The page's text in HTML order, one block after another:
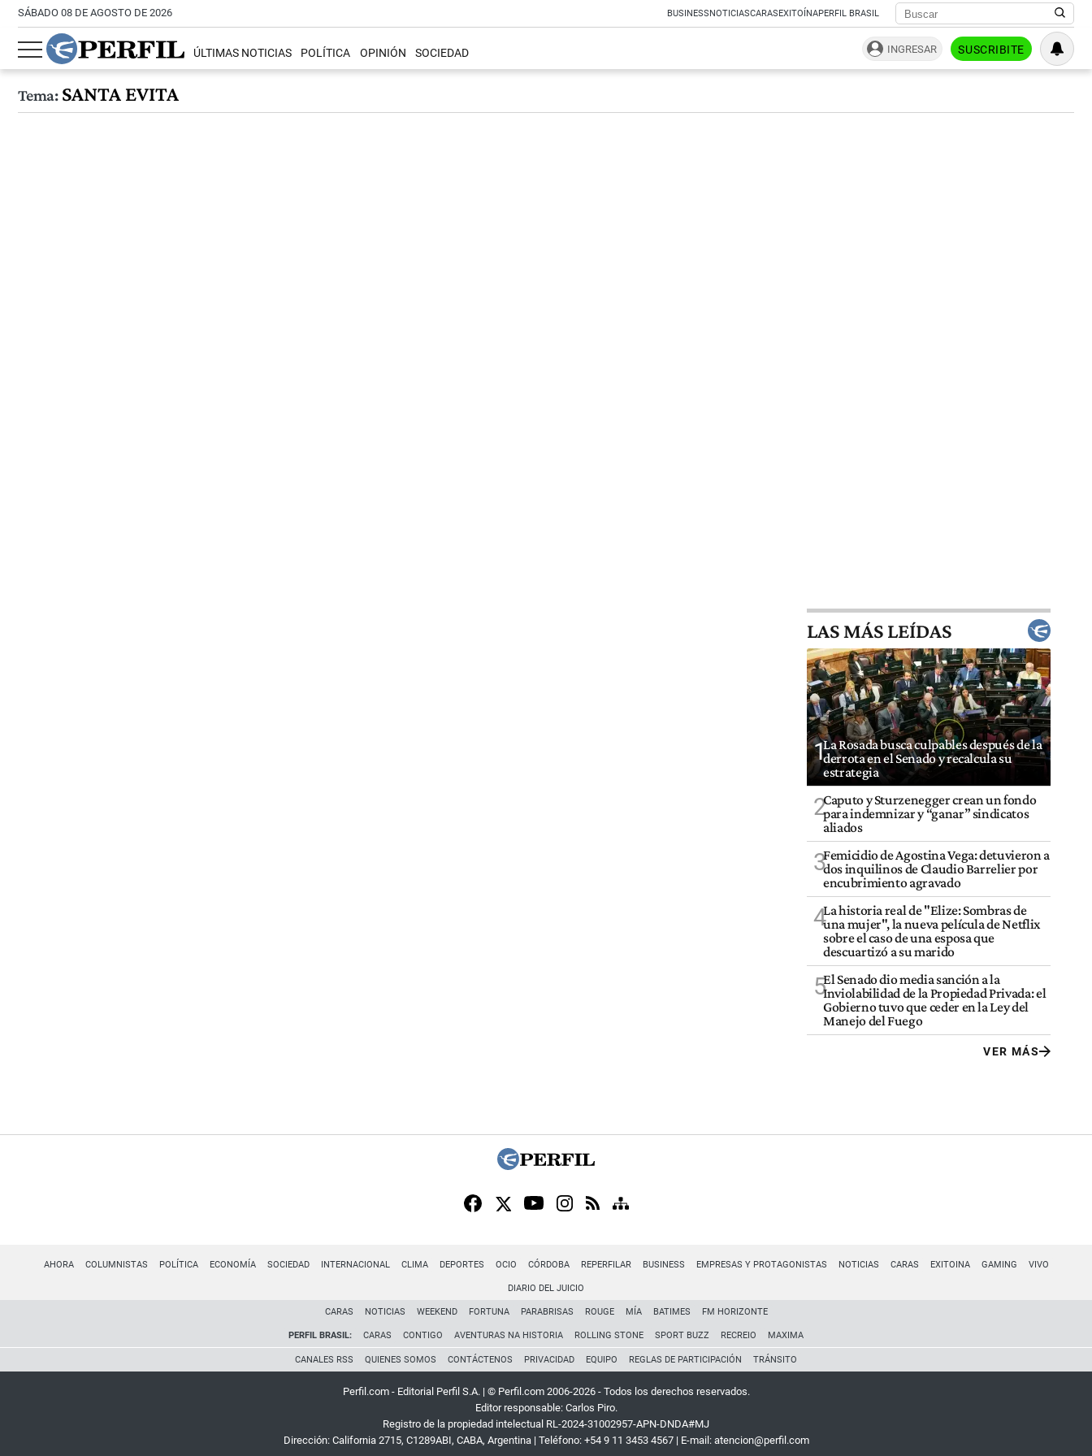
SÁBADO 08 DE AGOSTO DE 2026 BUSINESSNOTICIASCARASEXITOÍNAPERFIL BRASIL
ÚLTIMAS NOTICIAS POLÍTICA OPINIÓN SOCIEDAD INGRESAR SUSCRIBITE
Tema:SANTA EVITA
LAS MÁS LEÍDAS
1La Rosada busca culpables después de la
derrota en el Senado y recalcula su
estrategia
2Caputo y Sturzenegger crean un fondo
para indemnizar y “ganar” sindicatos
aliados
3Femicidio de Agostina Vega: detuvieron a
dos inquilinos de Claudio Barrelier por
encubrimiento agravado
4La historia real de "Elize: Sombras de
una mujer", la nueva película de Netflix
sobre el caso de una esposa que
descuartizó a su marido
5El Senado dio media sanción a la
Inviolabilidad de la Propiedad Privada: el
Gobierno tuvo que ceder en la Ley del
Manejo del Fuego
VER MÁS
AHORA COLUMNISTAS POLÍTICA ECONOMÍA SOCIEDAD INTERNACIONAL CLIMA DEPORTES OCIO CÓRDOBA REPERFILAR BUSINESS EMPRESAS Y PROTAGONISTAS NOTICIAS CARAS EXITOINA GAMING VIVO
DIARIO DEL JUICIO
CARAS NOTICIAS WEEKEND FORTUNA PARABRISAS ROUGE MÍA BATIMES FM HORIZONTE
PERFIL BRASIL: CARAS CONTIGO AVENTURAS NA HISTORIA ROLLING STONE SPORT BUZZ RECREIO MAXIMA
CANALES RSS QUIENES SOMOS CONTÁCTENOS PRIVACIDAD EQUIPO REGLAS DE PARTICIPACIÓN TRÁNSITO
Perfil.com - Editorial Perfil S.A. | © Perfil.com 2006-2026 - Todos los derechos reservados.
Editor responsable: Carlos Piro.
Registro de la propiedad intelectual RL-2024-31002957-APN-DNDA#MJ
Dirección: California 2715, C1289ABI, CABA, Argentina| Teléfono: +54 9 11 3453 4567| E-mail: atencion@perfil.com